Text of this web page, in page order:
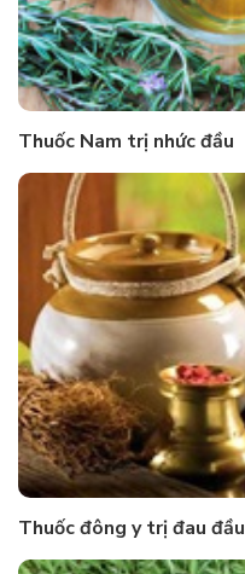
Thuốc Nam trị nhức đầu
Thuốc đông y trị đau đầu